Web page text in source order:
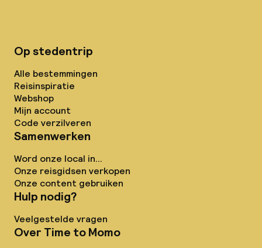
Op stedentrip
Alle bestemmingen
Reisinspiratie
Webshop
Mijn account
Code verzilveren
Samenwerken
Word onze local in...
Onze reisgidsen verkopen
Onze content gebruiken
Hulp nodig?
Veelgestelde vragen
Over Time to Momo